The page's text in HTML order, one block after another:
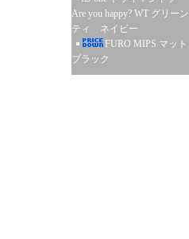
Are you happy? WT グリーン
ティ ネイビー
FURO MIPS マット
ブラック